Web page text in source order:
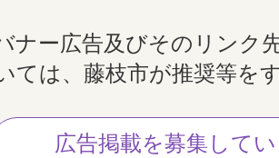
ナー広告及びそのリンク
ては、藤枝市が推奨等を
広告掲載を募集して